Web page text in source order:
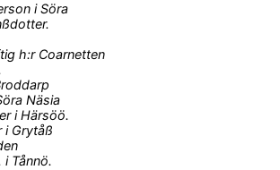
i Söra
h:r Coarnetten
Näsia
i Härsöö.
i Grytåß
Tånnö.